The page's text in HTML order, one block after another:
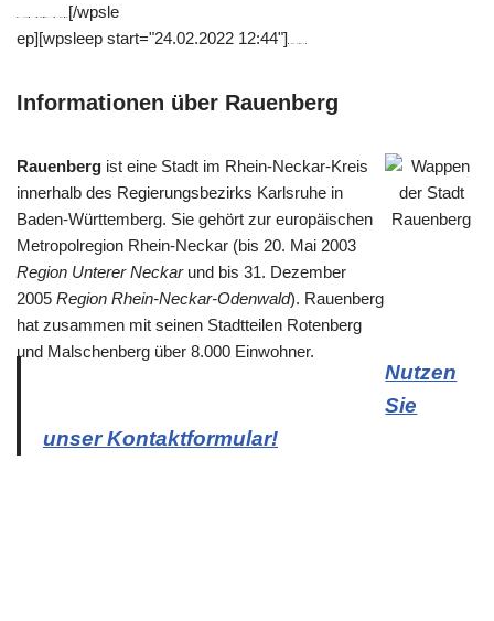
[/wpsle
ep][wpsleep start="24.02.2022 12:44"]
Informationen über Rauenberg
Rauenberg ist eine Stadt im Rhein-Neckar-Kreis
innerhalb des Regierungsbezirks Karlsruhe in
Baden-Württemberg. Sie gehört zur europäischen
Metropolregion Rhein-Neckar (bis 20. Mai 2003
Region Unterer Neckarund bis 31. Dezember
2005 Region Rhein-Neckar-Odenwald). Rauenberg
hat zusammen mit seinen Stadtteilen Rotenberg
und Malschenberg über 8.000 Einwohner.
Nutzen
Sie
unser Kontaktformular!